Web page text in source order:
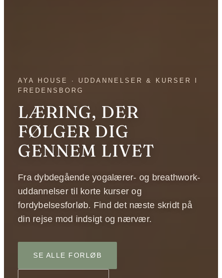
AYA HOUSE · UDDANNELSER & KURSER I
FREDENSBORG
LÆRING, DER
FØLGER DIG
GENNEM LIVET
Fra dybdegående yogalærer- og breathwork-
uddannelser til korte kurser og
fordybelsesforløb. Find det næste skridt på
din rejse mod indsigt og nærvær.
SE ALLE FORLØB